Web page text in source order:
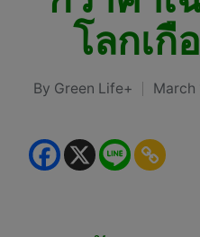
โลกเกื
Posted
By Green Life+ March